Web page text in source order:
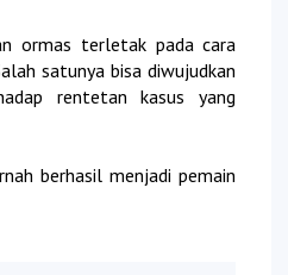
ormas terletak pada cara
satunya bisa diwujudkan
rentetan kasus yang
berhasil menjadi pemain